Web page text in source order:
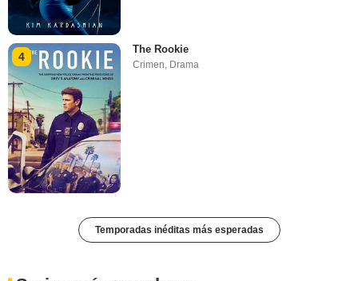
4
The Rookie
Crimen Drama
Temporadas inéditas más esperadas